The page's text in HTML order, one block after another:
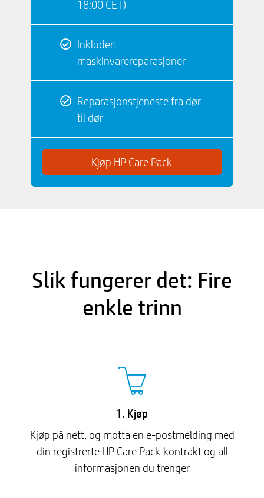
18:00 CET)
Inkludert
maskinvarereparasjoner
Reparasjonstjeneste fra dør
til dør
Kjøp HP Care Pack
Slik fungerer det: Fire
enkle trinn
1. Kjøp
Kjøp på nett, og motta en e-postmelding med
din registrerte HP Care Pack-kontrakt og all
informasjonen du trenger